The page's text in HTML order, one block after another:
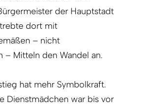
der Hauptstadt
dort mit
– nicht
– Mitteln den Wandel an.
hat mehr Symbolkraft.
Dienstmädchen war bis vor